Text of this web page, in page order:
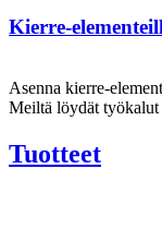
Kierre-
Asenna kierre-
Meiltä löydät työkalut
Tuotteet